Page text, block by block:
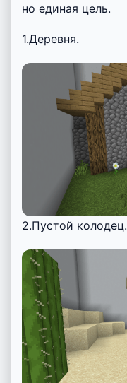
но единая цель.
1.Деревня.
2.Пустой колодец.